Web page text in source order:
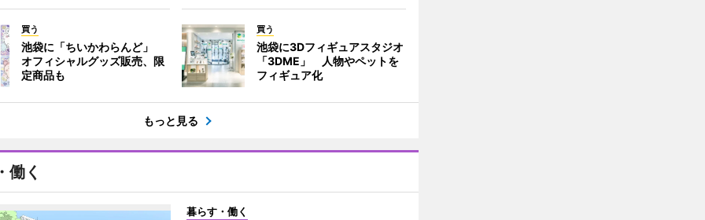
買う
池袋に「ちいかわらんど」
オフィシャルグッズ販売、限
定商品も
買う
池袋に3Dフィギュアスタジオ
「3DME」 人物やペットを
フィギュア化
もっと見る
働く
暮らす・働く